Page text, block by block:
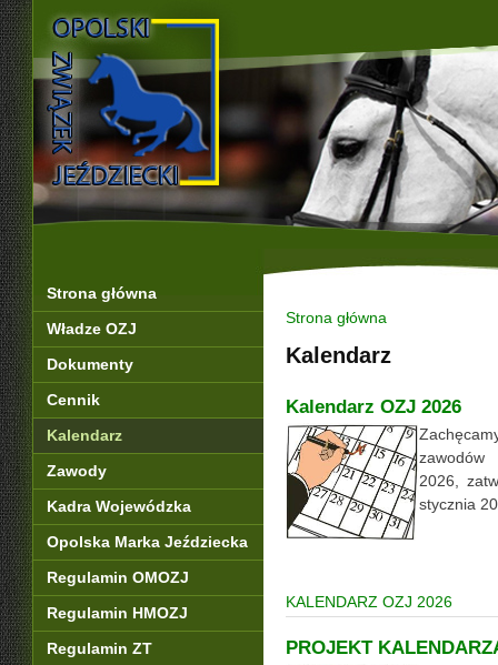
Strona główna
Władze OZJ
Dokumenty
Cennik
Kalendarz
Zawody
Kadra Wojewódzka
Opolska Marka Jeździecka
Regulamin OMOZJ
Regulamin HMOZJ
Regulamin ZT
Strona główna
Kalendarz
Kalendarz OZJ 2026
zawodów
2026,
stycznia
KALENDARZ OZJ 2026
PROJEKT